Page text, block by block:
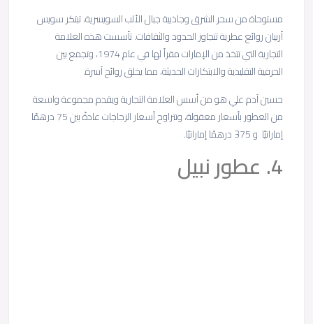
مستوحاة من سحر الشرق وجاذبية جبال الألب السويسرية، تبتكر سويس
أربيان روائع عطرية تتجاوز الحدود والثقافات. تأسست هذه العلامة
التجارية التي تتخذ من الإمارات مقراً لها في عام 1974، وتجمع بين
الحرفية التقليدية والابتكارات الحديثة، مما يخلق روائح آسرة.
حسين آدم علي هو من أسس العلامة التجارية ويقدم مجموعة واسعة
من العطور بأسعار معقولة، وتتراوح أسعار الزجاجات عادةً بين 75 درهمًا
إماراتيًا و 375 درهمًا إماراتيًا.
4. عطور نبيل